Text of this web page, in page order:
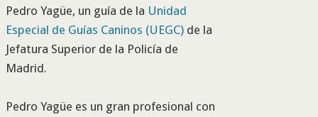
Pedro Yagüe, un guía de la Unidad
Especial de Guías Caninos (UEGC) de la
Jefatura Superior de la Policía de
Madrid.
Pedro Yagüe es un gran profesional con